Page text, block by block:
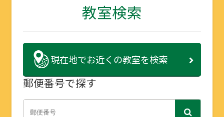
教室検索
現在地でお近くの教室を検索
郵便番号で探す